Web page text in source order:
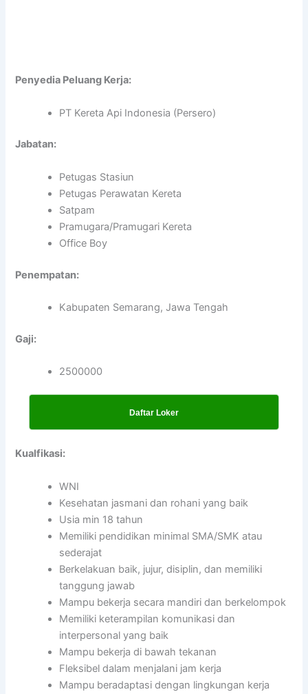
Penyedia Peluang Kerja:
PT Kereta Api Indonesia (Persero)
Jabatan:
Petugas Stasiun
Petugas Perawatan Kereta
Satpam
Pramugara/Pramugari Kereta
Office Boy
Penempatan:
Kabupaten Semarang, Jawa Tengah
Gaji:
2500000
Daftar Loker
Kualfikasi:
WNI
Kesehatan jasmani dan rohani yang baik
Usia min 18 tahun
Memiliki pendidikan minimal SMA/SMK atau
sederajat
Berkelakuan baik, jujur, disiplin, dan memiliki
tanggung jawab
Mampu bekerja secara mandiri dan berkelompok
Memiliki keterampilan komunikasi dan
interpersonal yang baik
Mampu bekerja di bawah tekanan
Fleksibel dalam menjalani jam kerja
Mampu beradaptasi dengan lingkungan kerja